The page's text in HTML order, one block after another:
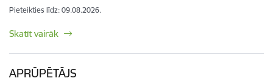
Pieteikties līdz: 09.08.2026.
Skatīt vairāk
APRŪPĒTĀJS